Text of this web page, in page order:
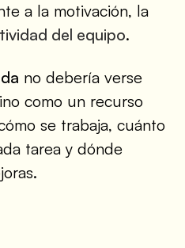
a la motivación, la
del equipo.
no debería verse
como un recurso
se trabaja, cuánto
tarea y dónde